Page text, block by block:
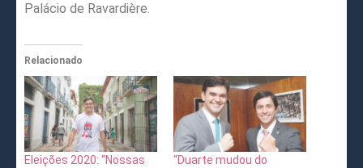
Palácio de Ravardière.
Relacionado
Eleições 2020: “Nossas
“Duarte mudou do